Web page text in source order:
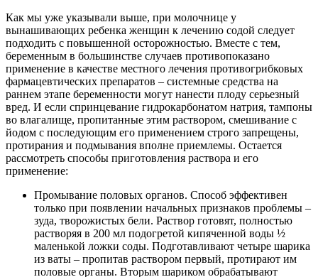
Как мы уже указывали выше, при молочнице у
вынашивающих ребенка женщин к лечению содой следует
подходить с повышенной осторожностью. Вместе с тем,
беременным в большинстве случаев противопоказано
применение в качестве местного лечения противогрибковых
фармацевтических препаратов – системные средства на
раннем этапе беременности могут нанести плоду серьезный
вред. И если спринцевание гидрокарбонатом натрия, тампоны
во влагалище, пропитанные этим раствором, смешивание с
йодом с последующим его применением строго запрещены,
протирания и подмывания вполне приемлемы. Остается
рассмотреть способы приготовления раствора и его
применение:
Промывание половых органов. Способ эффективен
только при появлении начальных признаков проблемы –
зуда, творожистых бели. Раствор готовят, полностью
растворяя в 200 мл подогретой кипяченной воды ½
маленькой ложки соды. Подготавливают четыре шарика
из ваты – пропитав раствором первый, протирают им
половые органы. Вторым шариком обрабатывают